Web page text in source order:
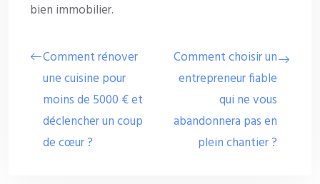
bien immobilier.
Comment rénover
une cuisine pour
moins de 5000 € et
déclencher un coup
de cœur ?
Comment choisir un
entrepreneur fiable
qui ne vous
abandonnera pas en
plein chantier ?